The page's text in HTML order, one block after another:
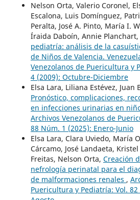
Nelson Orta, Valerio Coronel,
Escalona, Luis Domínguez,
Peralta, José A. Pinto, María I.
Íraida Daboín, Annie Planchart,
pediatría: análisis de la
de Niños de Valencia.
Venezolanos de Puericultura y
4 (2009): Octubre-Diciembre
Elsa Lara, Liliana Estévez, Juan
Pronóstico, complicaciones,
en infecciones urinarias en
Archivos Venezolanos de
88 Núm. 1 (2025): Enero-Junio
Elsa Lara, Clara Uviedo, María
Cárcamo, José Landaeta,
Freitas, Nelson Orta, Creación
nefrología perinatal para el
de malformaciones renales ,
Puericultura y Pediatría: Vol.